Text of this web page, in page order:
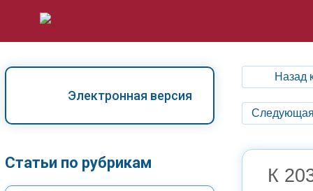
Электронная версия
Статьи по рубрикам
Назад
Следующая
К